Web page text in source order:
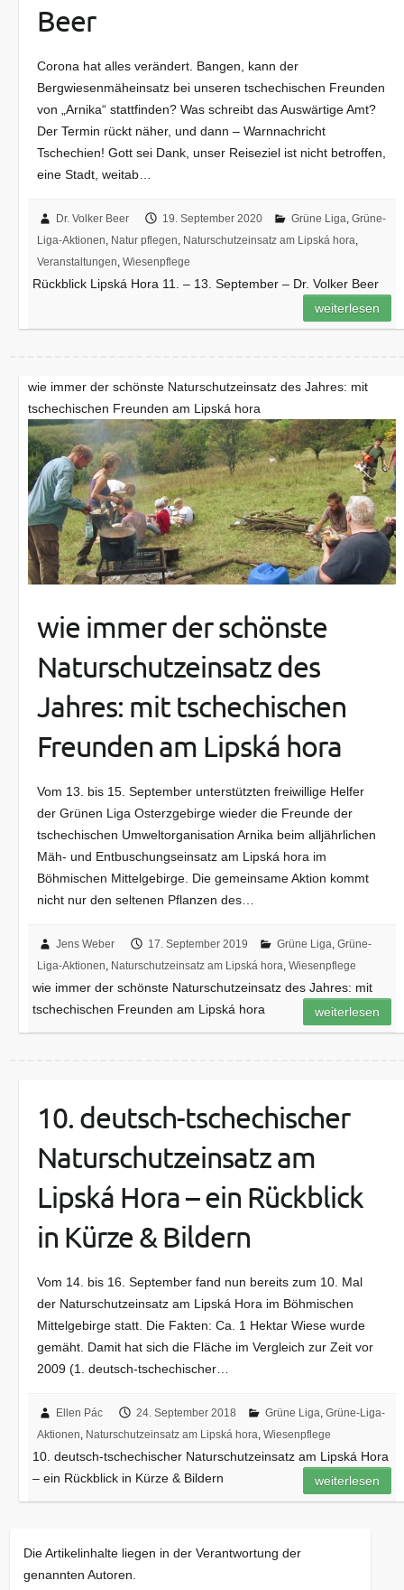
Beer
Corona hat alles verändert. Bangen, kann der
Bergwiesenmäheinsatz bei unseren tschechischen Freunden
von „Arnika“ stattfinden? Was schreibt das Auswärtige Amt?
Der Termin rückt näher, und dann – Warnnachricht
Tschechien! Gott sei Dank, unser Reiseziel ist nicht betroffen,
eine Stadt, weitab…
Dr. Volker Beer 19. September 2020 Grüne Liga,Grüne-
Liga-Aktionen, Natur pflegen, Naturschutzeinsatz am Lipská hora,
Veranstaltungen,Wiesenpflege
Rückblick Lipská Hora 11. – 13. September – Dr. Volker Beer
weiterlesen
wie immer der schönste Naturschutzeinsatz des Jahres: mit
tschechischen Freunden am Lipská hora
wie immer der schönste
Naturschutzeinsatz des
Jahres: mit tschechischen
Freunden am Lipská hora
Vom 13. bis 15. September unterstützten freiwillige Helfer
der Grünen Liga Osterzgebirge wieder die Freunde der
tschechischen Umweltorganisation Arnika beim alljährlichen
Mäh- und Entbuschungseinsatz am Lipská hora im
Böhmischen Mittelgebirge. Die gemeinsame Aktion kommt
nicht nur den seltenen Pflanzen des…
Jens Weber 17. September 2019 Grüne Liga,Grüne-
Liga-Aktionen, Naturschutzeinsatz am Lipská hora,Wiesenpflege
wie immer der schönste Naturschutzeinsatz des Jahres: mit
tschechischen Freunden am Lipská hora
weiterlesen
10. deutsch-tschechischer
Naturschutzeinsatz am
Lipská Hora – ein Rückblick
in Kürze & Bildern
Vom 14. bis 16. September fand nun bereits zum 10. Mal
der Naturschutzeinsatz am Lipská Hora im Böhmischen
Mittelgebirge statt. Die Fakten: Ca. 1 Hektar Wiese wurde
gemäht. Damit hat sich die Fläche im Vergleich zur Zeit vor
2009 (1. deutsch-tschechischer…
Ellen Pác 24. September 2018 Grüne Liga,Grüne-Liga-
Aktionen, Naturschutzeinsatz am Lipská hora,Wiesenpflege
10. deutsch-tschechischer Naturschutzeinsatz am Lipská Hora
– ein Rückblick in Kürze & Bildern
weiterlesen
Die Artikelinhalte liegen in der Verantwortung der
genannten Autoren.